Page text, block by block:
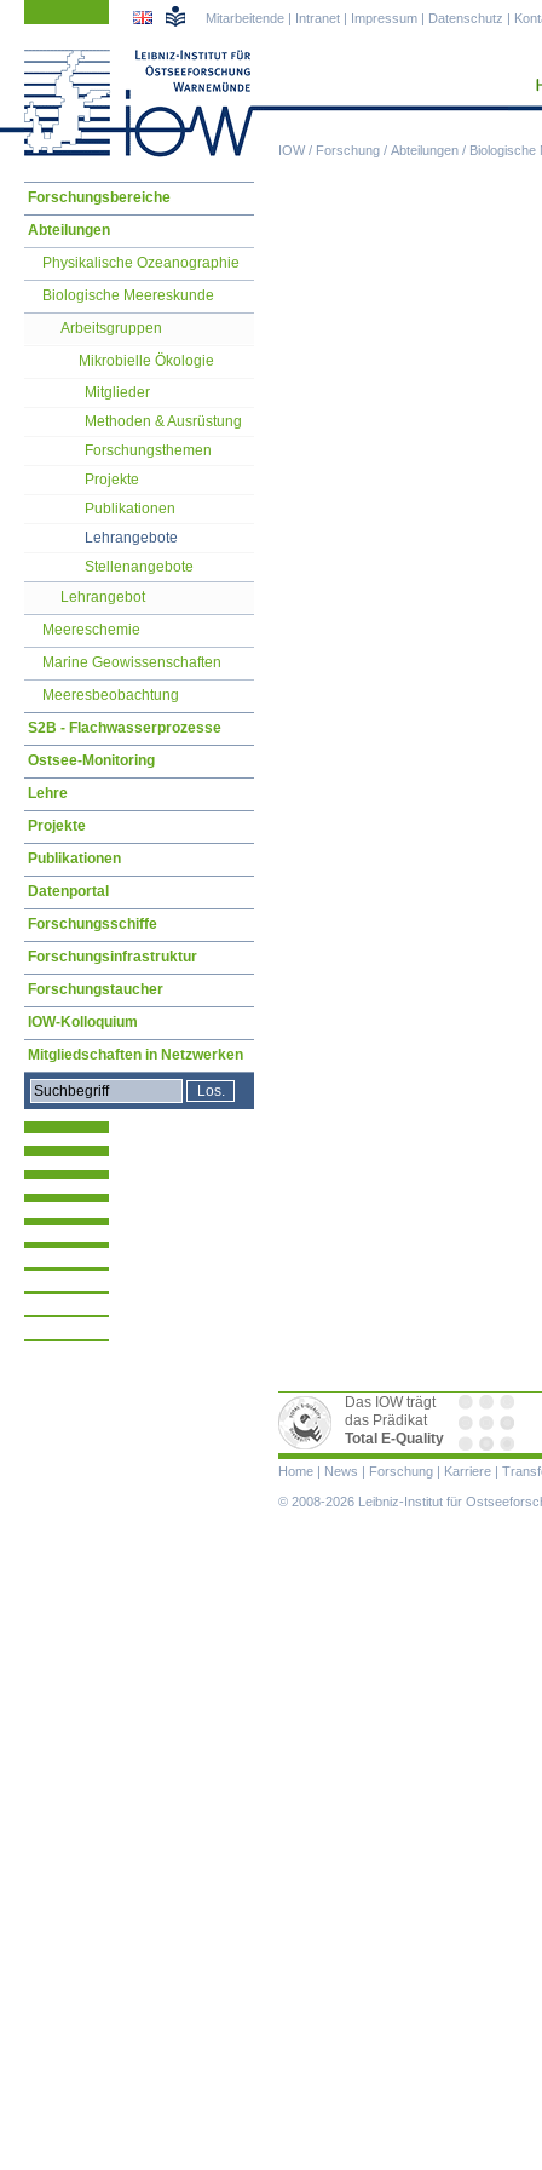
IOW/ Forschung / Abteilungen / Biologische
Mitarbeitende | Intranet | Impressum | Datenschutz |
Navigation
überspringen
Forschungsbereiche
Abteilungen
Physikalische Ozeanographie
Biologische Meereskunde
Arbeitsgruppen
Mikrobielle Ökologie
Mitglieder
Methoden & Ausrüstung
Forschungsthemen
Projekte
Publikationen
Lehrangebote
Stellenangebote
Lehrangebot
Meereschemie
Marine Geowissenschaften
Meeresbeobachtung
S2B - Flachwasserprozesse
Ostsee-Monitoring
Lehre
Projekte
Publikationen
Datenportal
Forschungsschiffe
Forschungsinfrastruktur
Forschungstaucher
IOW-Kolloquium
Mitgliedschaften in Netzwerken
Das IOW trägt
das Prädikat
Total E-Quality
Navigation
überspringen
Home | News | Forschung | Karriere |
© 2008-2026 Leibniz-Institut für